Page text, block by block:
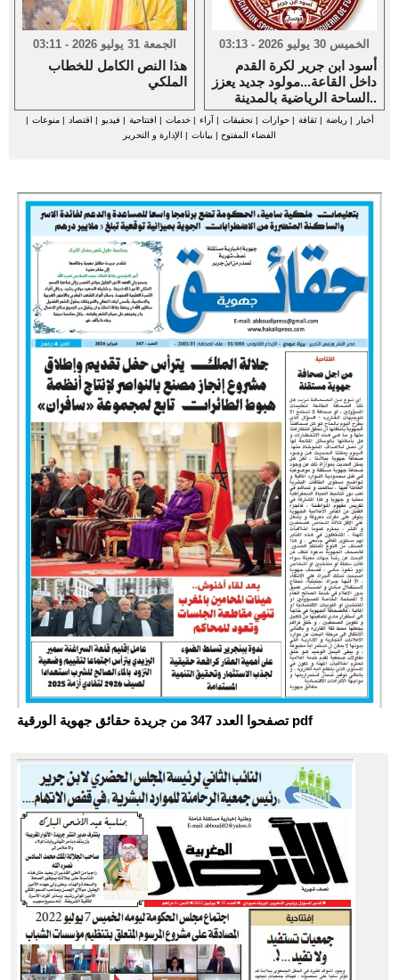
تصفحوا العدد 347 من جريدة حقائق جهوية الورقية pdf
الجمعة 31 يوليو 2026 - 03:11
هذا النص الكامل للخطاب
الملكي
الخميس 30 يوليو 2026 - 03:13
أسود ابن جرير لكرة القدم
داخل القاعة...مولود جديد يعزز
الساحة الرياضية بالمدينة..
أخبار |رياضة |ثقافة |حوارات |تحقيقات | آراء |خدمات | افتتاحية | فيديو | اقتصاد |منوعات |
الفضاء المفتوح | بيانات | الإدارة و التحرير